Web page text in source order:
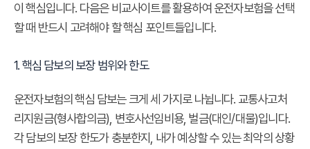
이 핵심입니다. 다음은 비교사이트를 활용하여 운전자보험을 선택
할 때 반드시 고려해야 할 핵심 포인트들입니다.
1. 핵심 담보의 보장 범위와 한도
운전자보험의 핵심 담보는 크게 세 가지로 나뉩니다. 교통사고처
리지원금(형사합의금), 변호사선임비용, 벌금(대인/대물)입니다.
각 담보의 보장 한도가 충분한지, 내가 예상할 수 있는 최악의 상황